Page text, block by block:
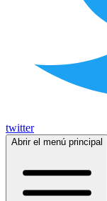
twitter
Abrir el menú principal